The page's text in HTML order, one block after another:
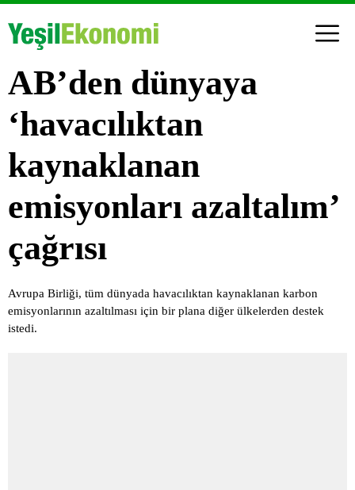
AB’den dünyaya
‘havacılıktan
kaynaklanan
emisyonları azaltalım’
çağrısı
Avrupa Birliği, tüm dünyada havacılıktan kaynaklanan karbon
emisyonlarının azaltılması için bir plana diğer ülkelerden destek
istedi.